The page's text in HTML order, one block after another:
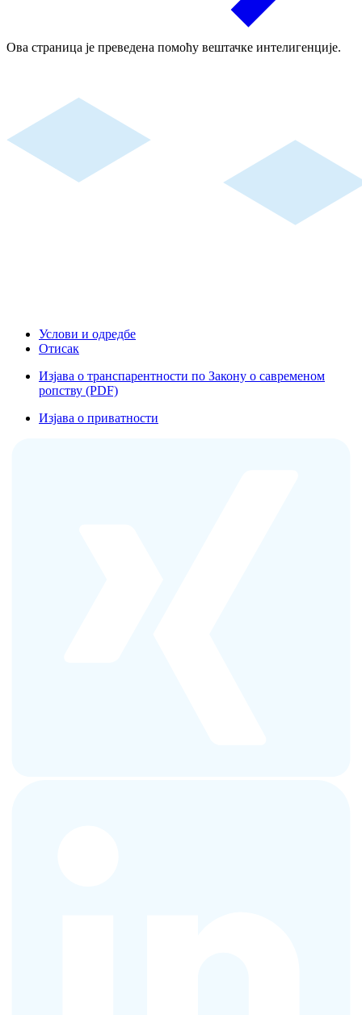
Ова страница је преведена помоћу вештачке интелигенције.
Услови и одредбе
Отисак
Изјава о транспарентности по Закону о савременом
ропству (PDF)
Изјава о приватности